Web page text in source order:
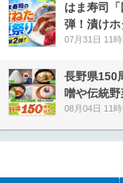
はま寿司
弾！漬け
07月31日 11
長野県150
噌や伝統
08月04日 11